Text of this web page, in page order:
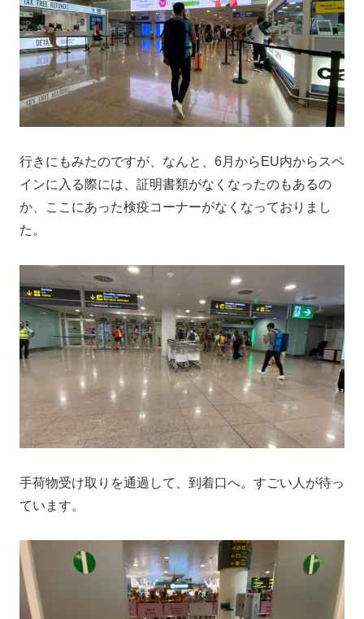
行きにもみたのですが、なんと、6月からEU内からスペ
インに入る際には、証明書類がなくなったのもあるの
か、ここにあった検疫コーナーがなくなっておりまし
た。
手荷物受け取りを通過して、到着口へ。すごい人が待っ
ています。